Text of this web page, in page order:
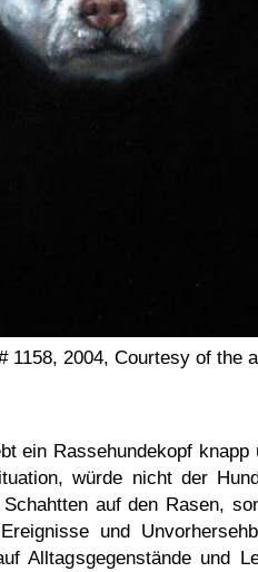
1158, 2004, Courtesy of the
ein Rassehundekopf knapp
würde nicht der
auf den Rasen,
und
Alltagsgegenstände und